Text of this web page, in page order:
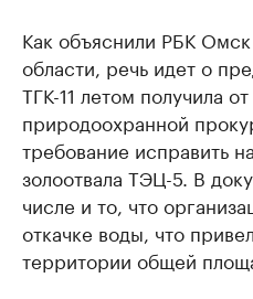
Как объяснили РБК
области, речь идет о
ТГК-11 летом получила
природоохранной
требование исправить
золоотвала ТЭЦ-5. В
числе и то, что
откачке воды, что
территории общей